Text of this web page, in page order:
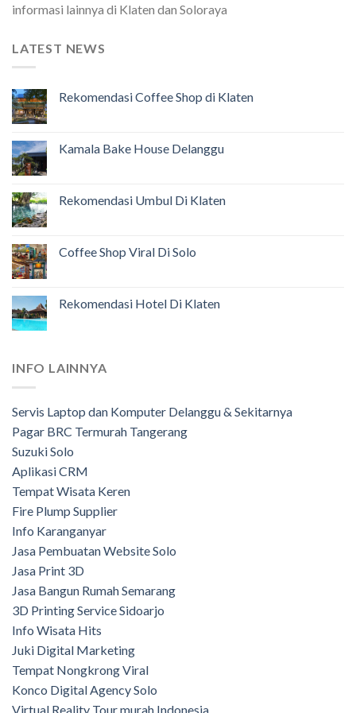
informasi lainnya di Klaten dan Soloraya
LATEST NEWS
Rekomendasi Coffee Shop di Klaten
Kamala Bake House Delanggu
Rekomendasi Umbul Di Klaten
Coffee Shop Viral Di Solo
Rekomendasi Hotel Di Klaten
INFO LAINNYA
Servis Laptop dan Komputer Delanggu & Sekitarnya
Pagar BRC Termurah Tangerang
Suzuki Solo
Aplikasi CRM
Tempat Wisata Keren
Fire Plump Supplier
Info Karanganyar
Jasa Pembuatan Website Solo
Jasa Print 3D
Jasa Bangun Rumah Semarang
3D Printing Service Sidoarjo
Info Wisata Hits
Juki Digital Marketing
Tempat Nongkrong Viral
Konco Digital Agency Solo
Virtual Reality Tour murah Indonesia